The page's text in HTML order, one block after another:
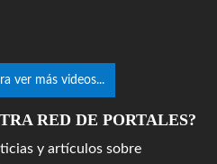
ver más videos...
RED DE PORTALES?
y artículos sobre